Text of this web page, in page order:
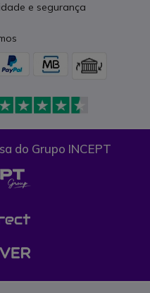
e segurança
do Grupo INCEPT